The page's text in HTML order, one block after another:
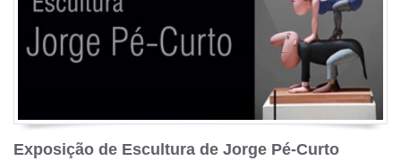
Exposição de Escultura de Jorge Pé-Curto